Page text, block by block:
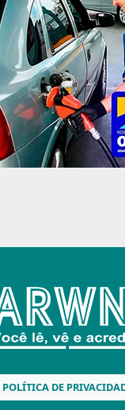
POLÍTICA DE